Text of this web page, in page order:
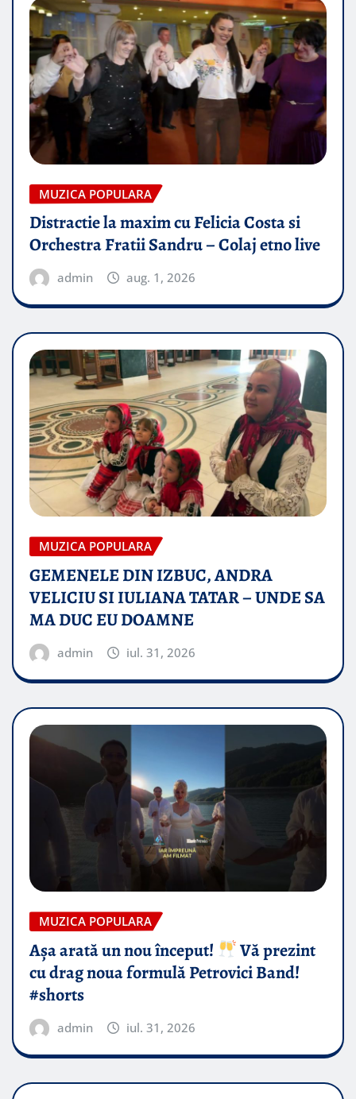
MUZICA POPULARA
Distractie la maxim cu Felicia Costa si
Orchestra Fratii Sandru – Colaj etno live
admin aug. 1, 2026
MUZICA POPULARA
GEMENELE DIN IZBUC, ANDRA
VELICIU SI IULIANA TATAR – UNDE SA
MA DUC EU DOAMNE
admin iul. 31, 2026
MUZICA POPULARA
Așa arată un nou început!
Vă prezint
cu drag noua formulă Petrovici Band!
#shorts
admin iul. 31, 2026